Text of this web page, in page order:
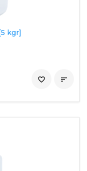
kgr]

favorite_border